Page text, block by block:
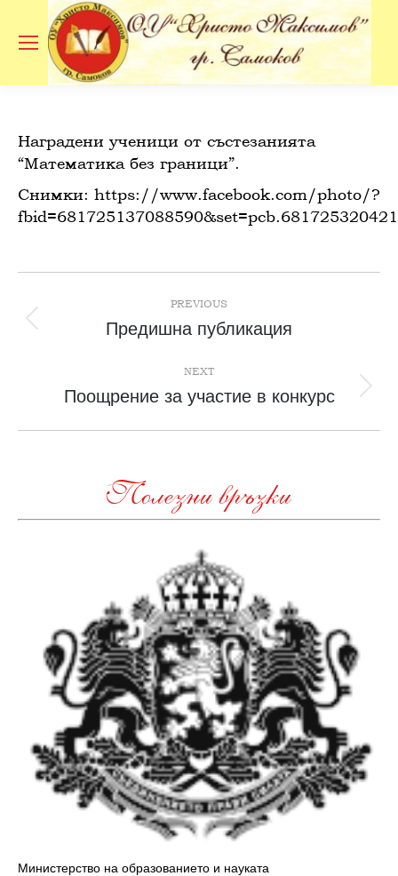
Наградени ученици от състезанията
“Математика без граници”.
Снимки: https://www.facebook.com/photo/?
navigation
PREVIOUS
Previous
Предишна публикация
NEXT
Next
Поощрение за участие в конкурс
Полезни връзки
Министерство на образованието и науката